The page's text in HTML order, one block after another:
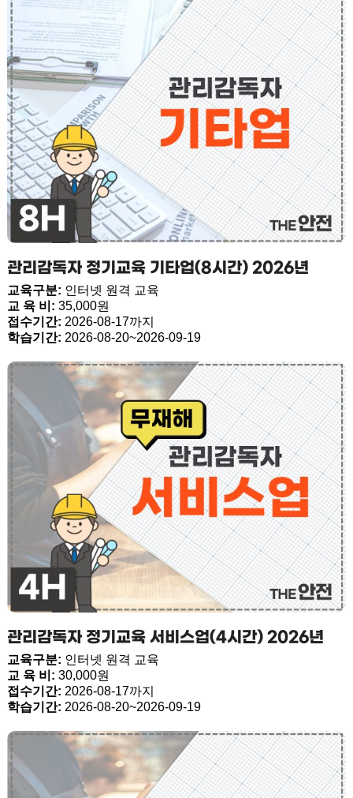
관리감독자 정기교육 기타업(8시간) 2026년
교육구분: 인터넷 원격 교육
교 육 비: 35,000원
접수기간: 2026-08-17까지
학습기간: 2026-08-20~2026-09-19
관리감독자 정기교육 서비스업(4시간) 2026년
교육구분: 인터넷 원격 교육
교 육 비: 30,000원
접수기간: 2026-08-17까지
학습기간: 2026-08-20~2026-09-19